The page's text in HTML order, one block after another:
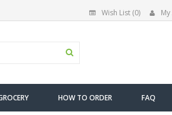
Wish List (0)
HOW TO ORDER FAQ